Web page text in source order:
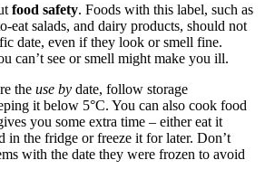
food safety. Foods with this label, such as
eat salads, and dairy products, should not
date, even if they look or smell fine.
can’t see or smell might make you ill.
the use by date, follow storage
it below 5°C. You can also cook food
you some extra time – either eat it
in the fridge or freeze it for later. Don’t
with the date they were frozen to avoid